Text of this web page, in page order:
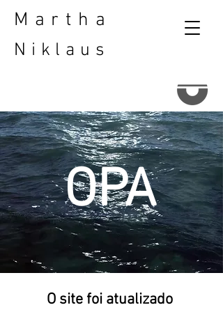
Martha
Niklaus
OPA
O site foi atualizado